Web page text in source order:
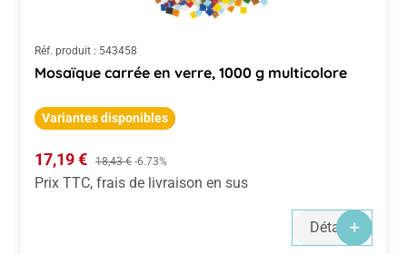
Réf. produit : 543458
Mosaïque carrée en verre, 1000 g multicolore
Variantes disponibles
Prix de vente :
17,19 € Prix régulier :
18,43 € -6.73%
Prix TTC, frais de livraison en sus
Détails